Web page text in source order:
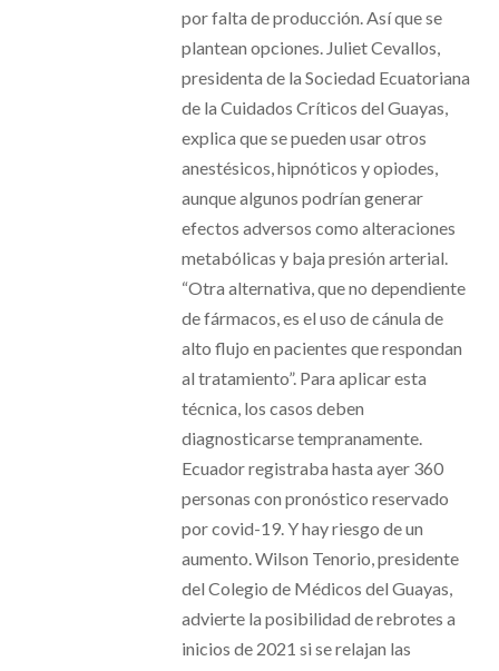
por falta de producción. Así que se
plantean opciones. Juliet Cevallos,
presidenta de la Sociedad Ecuatoriana
de la Cuidados Críticos del Guayas,
explica que se pueden usar otros
anestésicos, hipnóticos y opiodes,
aunque algunos podrían generar
efectos adversos como alteraciones
metabólicas y baja presión arterial.
“Otra alternativa, que no dependiente
de fármacos, es el uso de cánula de
alto flujo en pacientes que respondan
al tratamiento”. Para aplicar esta
técnica, los casos deben
diagnosticarse tempranamente.
Ecuador registraba hasta ayer 360
personas con pronóstico reservado
por covid-19. Y hay riesgo de un
aumento. Wilson Tenorio, presidente
del Colegio de Médicos del Guayas,
advierte la posibilidad de rebrotes a
inicios de 2021 si se relajan las